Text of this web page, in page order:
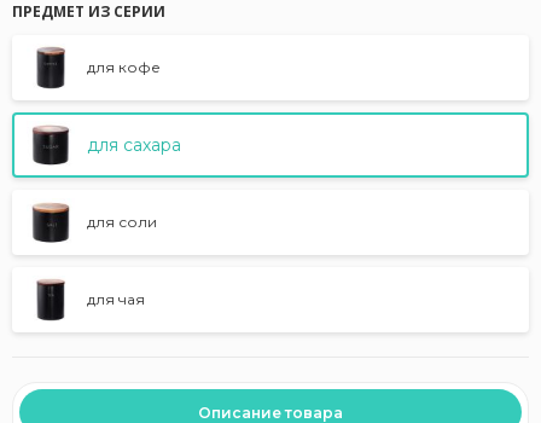
ПРЕДМЕТ ИЗ СЕРИИ
для кофе
для сахара
для соли
для чая
Описание товара